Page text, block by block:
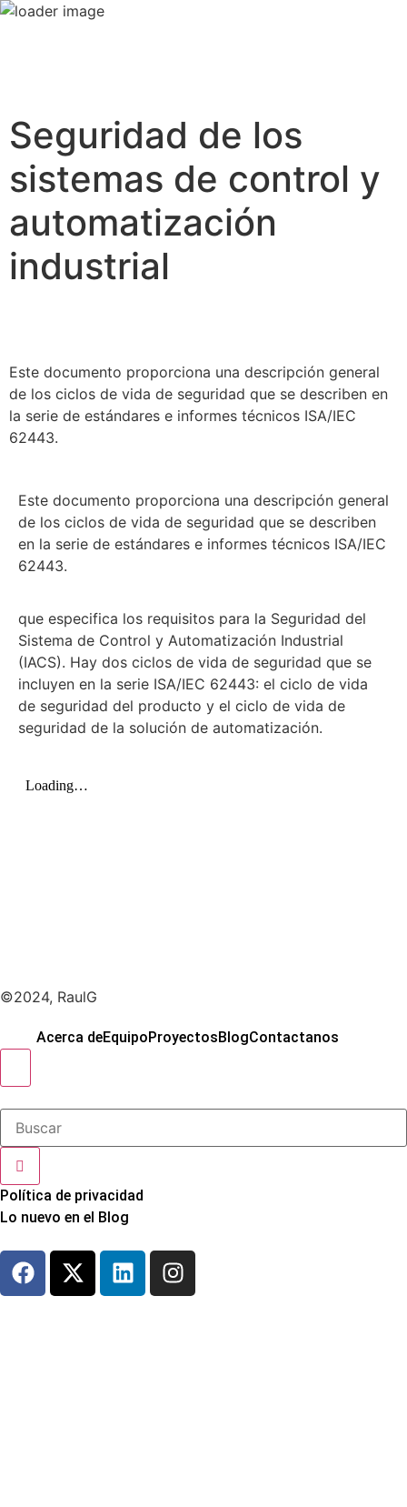
Seguridad de los
sistemas de control y
automatización
industrial
Este documento proporciona una descripción general
de los ciclos de vida de seguridad que se describen en
la serie de estándares e informes técnicos ISA/IEC
62443.
Este documento proporciona una descripción general
de los ciclos de vida de seguridad que se describen
en la serie de estándares e informes técnicos ISA/IEC
62443.
que especifica los requisitos para la Seguridad del
Sistema de Control y Automatización Industrial
(IACS). Hay dos ciclos de vida de seguridad que se
incluyen en la serie ISA/IEC 62443: el ciclo de vida
de seguridad del producto y el ciclo de vida de
seguridad de la solución de automatización.
©2024, RaulG
Acerca deEquipoProyectosBlogContactanos
Política de privacidad
Lo nuevo en el Blog